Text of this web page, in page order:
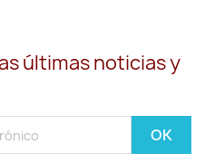
últimas noticias y